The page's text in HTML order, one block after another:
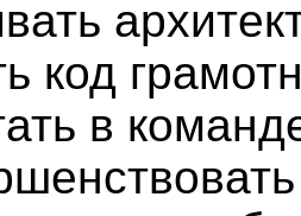
код
в